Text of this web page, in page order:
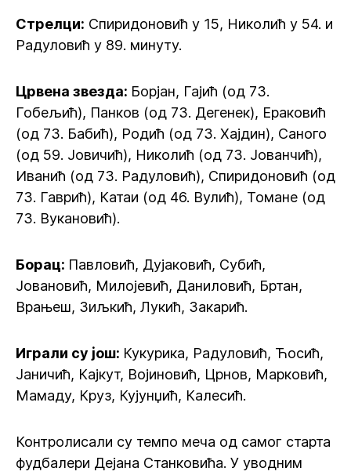
Стрелци: Спиридоновић у 15, Николић у 54. и
Радуловић у 89. минуту.
Црвена звезда: Борјан, Гајић (од 73.
Гобељић), Панков (од 73. Дегенек), Ераковић
(од 73. Бабић), Родић (од 73. Хајдин), Саного
(од 59. Јовичић), Николић (од 73. Јованчић),
Иванић (од 73. Радуловић), Спиридоновић (од
73. Гаврић), Катаи (од 46. Вулић), Томане (од
73. Вукановић).
Борац: Павловић, Дујаковић, Субић,
Јовановић, Милојевић, Даниловић, Бртан,
Врањеш, Зиљкић, Лукић, Закарић.
Играли су још: Кукурика, Радуловић, Ћосић,
Јаничић, Кајкут, Војиновић, Црнов, Марковић,
Мамаду, Круз, Кујунџић, Калесић.
Контролисали су темпо меча од самог старта
фудбалери Дејана Станковића. У уводним